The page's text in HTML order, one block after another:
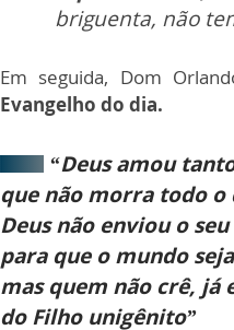
briguenta, não
Em seguida, Dom
Evangelho do dia.
“Deus amou
que não morra todo o
Deus não enviou o
para que o mundo
mas quem não crê, já
do Filho unigênito”